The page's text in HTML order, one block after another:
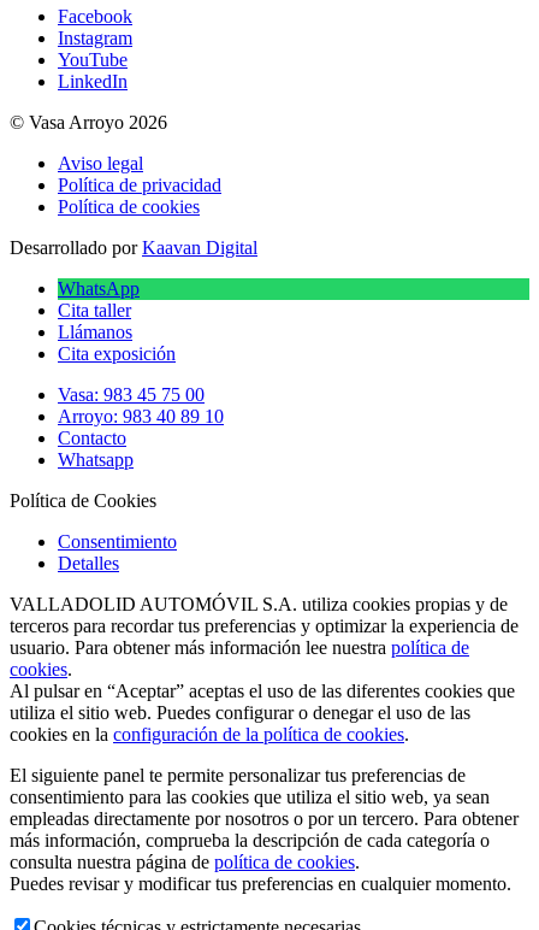
Facebook
Instagram
YouTube
LinkedIn
© Vasa Arroyo 2026
Aviso legal
Política de privacidad
Política de cookies
Desarrollado porKaavan Digital
WhatsApp
Cita taller
Llámanos
Cita exposición
Vasa: 983 45 75 00
Arroyo: 983 40 89 10
Contacto
Whatsapp
Política de Cookies
Consentimiento
Detalles
VALLADOLID AUTOMÓVIL S.A. utiliza cookies propias y de
terceros para recordar tus preferencias y optimizar la experiencia de
usuario. Para obtener más información lee nuestra política de
cookies.
Al pulsar en “Aceptar” aceptas el uso de las diferentes cookies que
utiliza el sitio web. Puedes configurar o denegar el uso de las
cookies en la configuración de la política de cookies.
El siguiente panel te permite personalizar tus preferencias de
consentimiento para las cookies que utiliza el sitio web, ya sean
empleadas directamente por nosotros o por un tercero. Para obtener
más información, comprueba la descripción de cada categoría o
consulta nuestra página de política de cookies.
Puedes revisar y modificar tus preferencias en cualquier momento.